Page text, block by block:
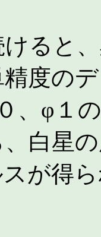
ると
度の
、φ１
白星
が得